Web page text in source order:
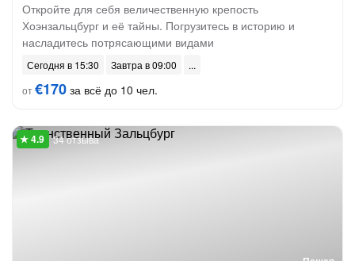
Откройте для себя величественную крепость
Хоэнзальцбург и её тайны. Погрузитесь в историю и
насладитесь потрясающими видами
Сегодня в 15:30
Завтра в 09:00
от€170 за всё до 10 чел.
34 отзыва